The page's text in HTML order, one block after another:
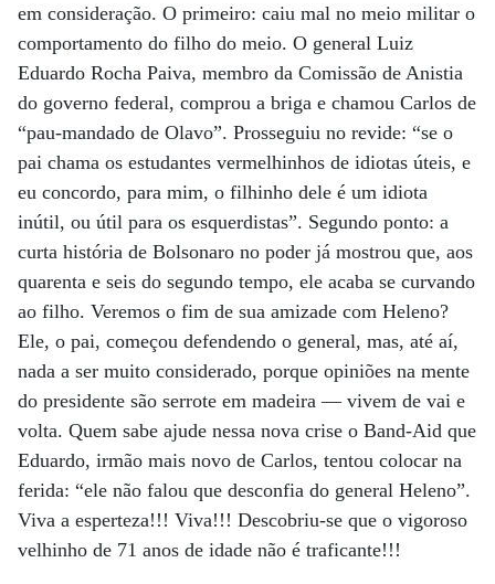
em consideração. O primeiro: caiu mal no meio militar o
comportamento do filho do meio. O general Luiz
Eduardo Rocha Paiva, membro da Comissão de Anistia
do governo federal, comprou a briga e chamou Carlos de
“pau-mandado de Olavo”. Prosseguiu no revide: “se o
pai chama os estudantes vermelhinhos de idiotas úteis, e
eu concordo, para mim, o filhinho dele é um idiota
inútil, ou útil para os esquerdistas”. Segundo ponto: a
curta história de Bolsonaro no poder já mostrou que, aos
quarenta e seis do segundo tempo, ele acaba se curvando
ao filho. Veremos o fim de sua amizade com Heleno?
Ele, o pai, começou defendendo o general, mas, até aí,
nada a ser muito considerado, porque opiniões na mente
do presidente são serrote em madeira — vivem de vai e
volta. Quem sabe ajude nessa nova crise o Band-Aid que
Eduardo, irmão mais novo de Carlos, tentou colocar na
ferida: “ele não falou que desconfia do general Heleno”.
Viva a esperteza!!! Viva!!! Descobriu-se que o vigoroso
velhinho de 71 anos de idade não é traficante!!!